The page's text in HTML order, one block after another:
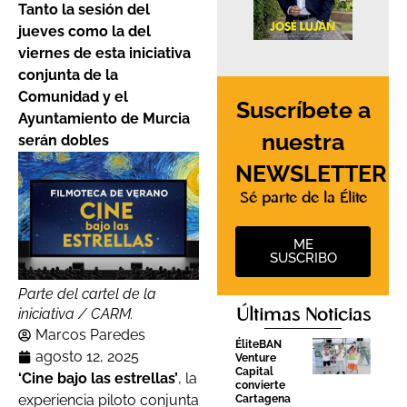
Tanto la sesión del
jueves como la del
viernes de esta iniciativa
conjunta de la
Comunidad y el
Ayuntamiento de Murcia
serán dobles
Parte del cartel de la
iniciativa / CARM.
Marcos Paredes
agosto 12, 2025
‘Cine bajo las estrellas’, la
experiencia piloto conjunta
Suscríbete a
nuestra
NEWSLETTER
Sé parte de la Élite
ME
SUSCRIBO
Últimas Noticias
ÉliteBAN
Venture
Capital
convierte
Cartagena